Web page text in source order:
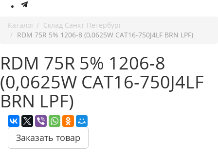
Каталог
Cклад Санкт-Петербург
RDM 75R 5% 1206-8 (0,0625W CAT16-750J4LF BRN LPF)
RDM 75R 5% 1206-8
(0,0625W CAT16-750J4LF
BRN LPF)
Заказать товар